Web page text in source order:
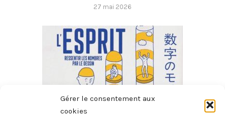
Gérer le consentement aux
cookies
27 mai 2026